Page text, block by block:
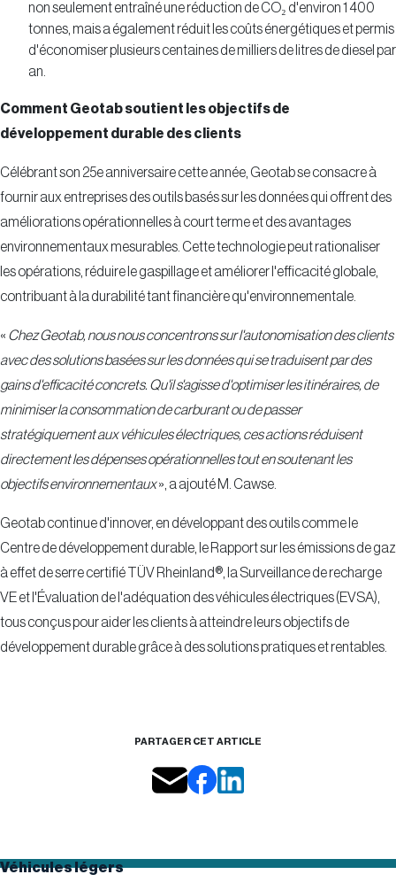
non seulement entraîné une réduction de CO₂ d'environ 1 400
tonnes, mais a également réduit les coûts énergétiques et permis
d'économiser plusieurs centaines de milliers de litres de diesel par
an.
Comment Geotab soutient les objectifs de
développement durable des clients
Célébrant son 25e anniversaire cette année, Geotab se consacre à
fournir aux entreprises des outils basés sur les données qui offrent des
améliorations opérationnelles à court terme et des avantages
environnementaux mesurables. Cette technologie peut rationaliser
les opérations, réduire le gaspillage et améliorer l'efficacité globale,
contribuant à la durabilité tant financière qu'environnementale.
« Chez Geotab, nous nous concentrons sur l'autonomisation des clients
avec des solutions basées sur les données qui se traduisent par des
gains d'efficacité concrets. Qu'il s'agisse d'optimiser les itinéraires, de
minimiser la consommation de carburant ou de passer
stratégiquement aux véhicules électriques, ces actions réduisent
directement les dépenses opérationnelles tout en soutenant les
objectifs environnementaux», a ajouté M. Cawse.
Geotab continue d'innover, en développant des outils comme le
Centre de développement durable, le Rapport sur les émissions de gaz
à effet de serre certifié TÜV Rheinland®, la Surveillance de recharge
VE et l'Évaluation de l'adéquation des véhicules électriques (EVSA),
tous conçus pour aider les clients à atteindre leurs objectifs de
développement durable grâce à des solutions pratiques et rentables.
PARTAGER CET ARTICLE
Véhicules légers